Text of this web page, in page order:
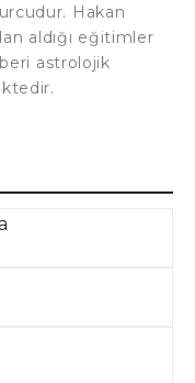
Hakan
aldığı eğitimler
beri astrolojik